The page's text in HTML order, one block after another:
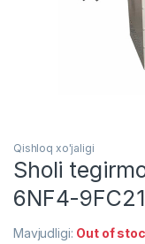
Qishloq xo'jaligi
Sholi
6NF4-
Mavjudligi: Out of